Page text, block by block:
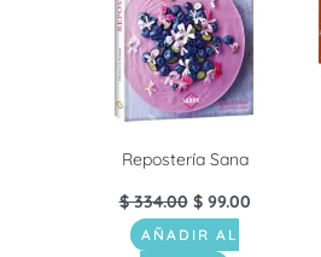
Repostería Sana
$334.00 $99.00
AÑADIR AL